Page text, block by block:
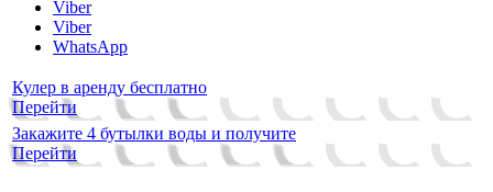
Viber
Viber
WhatsApp
Кулер в аренду бесплатно
Перейти
Закажите 4 бутылки воды и получите
Перейти